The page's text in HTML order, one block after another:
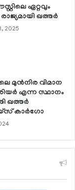
ഏറ്റവും
ഖത്തര്‍
2025
മുന്‍നിര വിമാന
എന്ന സ്ഥാനം
ഖത്തര്‍
കാര്‍ഗോ